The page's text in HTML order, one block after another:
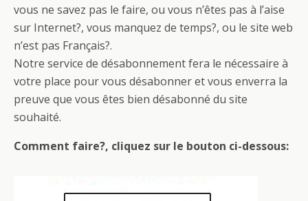
vous ne savez pas le faire, ou vous n’êtes pas à l’aise
sur Internet?, vous manquez de temps?, ou le site web
n’est pas Français?.
Notre service de désabonnement fera le nécessaire à
votre place pour vous désabonner et vous enverra la
preuve que vous êtes bien désabonné du site
souhaité.
Comment faire?, cliquez sur le bouton ci-dessous: